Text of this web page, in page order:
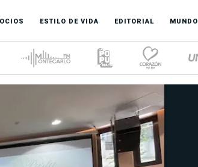
ESTILO DE VIDA EDITORIAL MUNDO